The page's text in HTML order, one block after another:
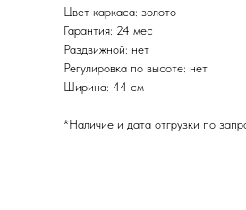
Цвет каркаса: золото
Гарантия: 24 мес
Раздвижной: нет
Регулировка по высоте: нет
Ширина: 44 см
*Наличие и дата отгрузки по